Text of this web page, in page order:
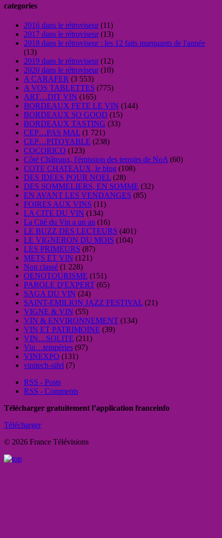
categories
2016 dans le rétroviseur(11)
2017 dans le rétroviseur(13)
2018 dans le rétroviseur : les 12 faits marquants de l'année
(13)
2019 dans le rétroviseur(12)
2020 dans le rétroviseur(10)
A CARAFER (3 553)
A VOS TABLETTES (775)
ART…DIT VIN (165)
BORDEAUX FETE LE VIN (144)
BORDEAUX SO GOOD (15)
BORDEAUX TASTING (33)
CEP…PAS MAL (1 721)
CEP…PITOYABLE (238)
COCORICO (123)
Côté Châteaux, l'émission des terroirs de NoA (60)
COTE CHATEAUX, le blog (108)
DES IDEES POUR NOEL (28)
DES SOMMELIERS, EN SOMME (32)
EN AVANT LES VENDANGES (85)
FOIRES AUX VINS (11)
LA CITE DU VIN (134)
La Cité du Vin a un an (16)
LE BUZZ DES LECTEURS (401)
LE VIGNERON DU MOIS (104)
LES PRIMEURS (87)
METS ET VIN (121)
Non classé (1 228)
OENOTOURISME (151)
PAROLE D'EXPERT (65)
SAGA DU VIN (24)
SAINT-EMILION JAZZ FESTIVAL (21)
VIGNE & VIN (55)
VIN & ENVIRONNEMENT (134)
VIN ET PATRIMOINE (39)
VIN…SOLITE (211)
Vin…tempéries (97)
VINEXPO (131)
vinitech-sifel (7)
RSS - Posts
RSS - Comments
Télécharger gratuitement l’application franceinfo
Télécharger
© 2026 France Télévisions